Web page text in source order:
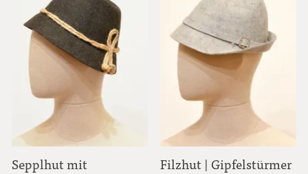
Sepplhut mit
Filzhut | Gipfelstürmer